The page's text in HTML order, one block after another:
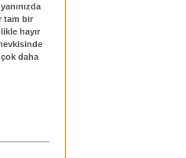
tam bir
hayır
daha